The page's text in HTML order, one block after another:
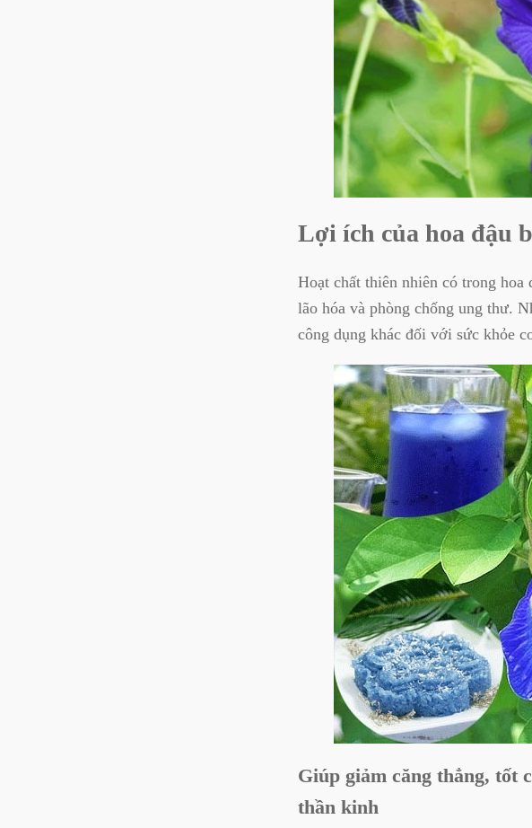
Lợi ích của hoa đậu
Hoạt chất thiên nhiên có trong
lão hóa và phòng chống ung thư.
công dụng khác đối với sức khỏe
Giúp giảm căng thẳng, tốt
thần kinh